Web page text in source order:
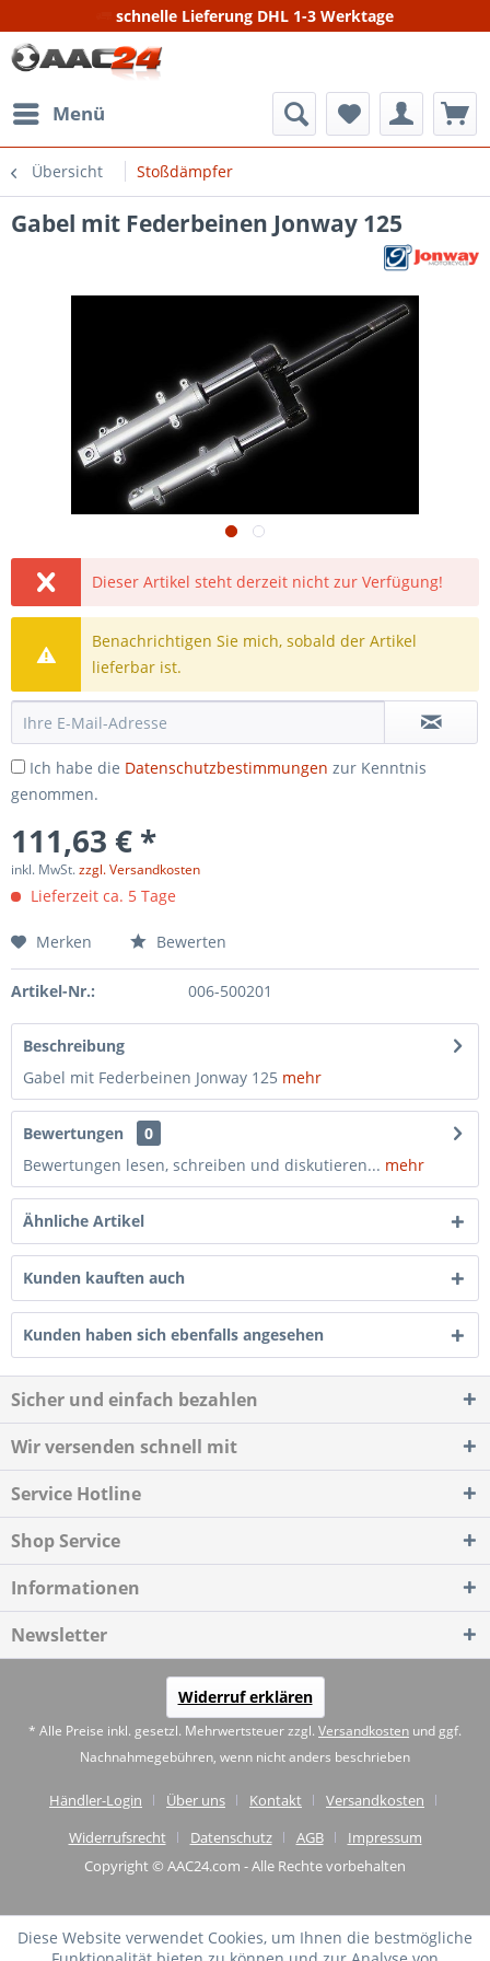
schnelle Lieferung DHL 1-3 Werktage
Menü
Übersicht Stoßdämpfer
Gabel mit Federbeinen Jonway 125
Dieser Artikel steht derzeit nicht zur Verfügung!
Benachrichtigen Sie mich, sobald der Artikel
lieferbar ist.
Ich habe die Datenschutzbestimmungen zur Kenntnis
genommen.
111,63 € *
inkl. MwSt.zzgl. Versandkosten
Lieferzeit ca. 5 Tage
Merken Bewerten
Artikel-Nr.: 006-500201
Beschreibung
Gabel mit Federbeinen Jonway 125 mehr
Bewertungen
0
Bewertungen lesen, schreiben und diskutieren... mehr
Ähnliche Artikel
Kunden kauften auch
Kunden haben sich ebenfalls angesehen
Sicher und einfach bezahlen
Wir versenden schnell mit
Service Hotline
Shop Service
Informationen
Newsletter
Widerruf erklären
* Alle Preise inkl. gesetzl. Mehrwertsteuer zzgl. Versandkosten und ggf.
Nachnahmegebühren, wenn nicht anders beschrieben
Händler-Login Über uns Kontakt
Versandkosten
Widerrufsrecht
Datenschutz AGB
Impressum
Copyright © AAC24.com - Alle Rechte vorbehalten
Diese Website verwendet Cookies, um Ihnen die bestmögliche